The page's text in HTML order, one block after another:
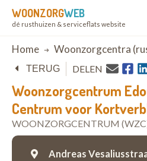
WOONZORGWEB
dé rusthuizen & serviceflats website
Breadcrumb
Home Woonzorgcentra
Woonzorgcentrum
Centrum voor
WOONZORGCENTRUM
TERUG DELEN
Andreas